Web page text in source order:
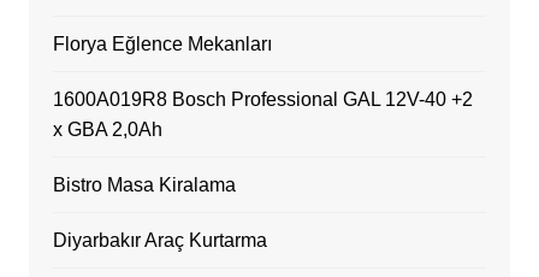
Florya Eğlence Mekanları
1600A019R8 Bosch Professional GAL 12V-40 +2
x GBA 2,0Ah
Bistro Masa Kiralama
Diyarbakır Araç Kurtarma